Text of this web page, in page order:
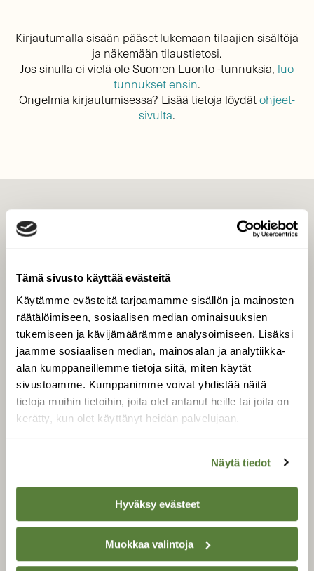
Tämä sivusto käyttää evästeitä
Käytämme evästeitä tarjoamamme sisällön ja mainosten
räätälöimiseen, sosiaalisen median ominaisuuksien
tukemiseen ja kävijämäärämme analysoimiseen. Lisäksi
jaamme sosiaalisen median, mainosalan ja analytiikka-
alan kumppaneillemme tietoja siitä, miten käytät
sivustoamme. Kumppanimme voivat yhdistää näitä
tietoja muihin tietoihin, joita olet antanut heille tai joita on
kerätty, kun olet käyttänyt heidän palvelujaan.
Näytä tiedot
Hyväksy evästeet
Muokkaa valintoja
Kirjautumalla sisään pääset lukemaan tilaajien sisältöjä
ja näkemään tilaustietosi.
Jos sinulla ei vielä ole Suomen Luonto -tunnuksia, luo
tunnukset ensin.
Ongelmia kirjautumisessa? Lisää tietoja löydätohjeet-
sivulta.
Tilaa digilukuoikeus
Äänestä parasta juttua
Tilaa uutiskirje
SUOMEN LUONNON­
SUOJELU­LIITTO
Suomen Luonto -lehden
luonnonsuojelu­liitto.